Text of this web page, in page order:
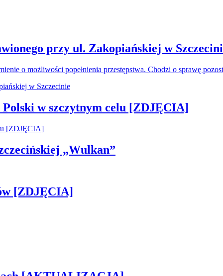
przy ul. Zakopiańskiej w
o możliwości popełnienia przestępstwa. Chodzi o sprawę
w szczytnym celu [ZDJĘCIA]
„Wulkan”
[ZDJĘCIA]